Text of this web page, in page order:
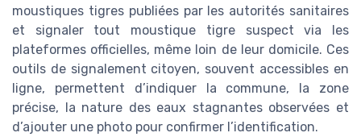
moustiques tigres publiées par les autorités sanitaires
et signaler tout moustique tigre suspect via les
plateformes officielles, même loin de leur domicile. Ces
outils de signalement citoyen, souvent accessibles en
ligne, permettent d’indiquer la commune, la zone
précise, la nature des eaux stagnantes observées et
d’ajouter une photo pour confirmer l’identification.